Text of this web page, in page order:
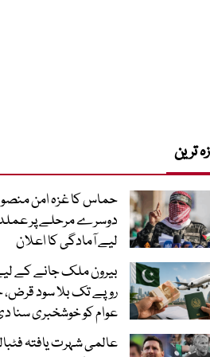
ترین
حماس کا غزہ امن
دوسرے مرحلے پر
لیے آمادگی کا اعلان
روپے تک بلا سود
عوام کو خوشخبری سنا
عالمی شہرت یافتہ